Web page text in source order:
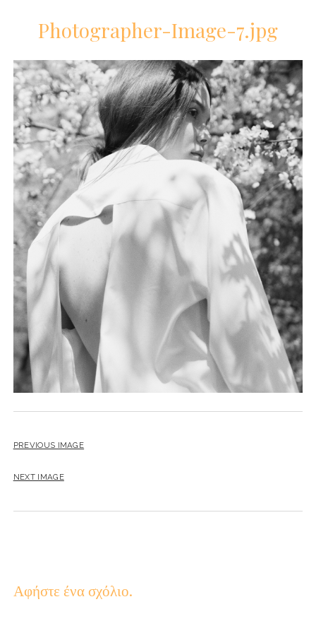
Photographer-Image-7.jpg
PREVIOUS IMAGE
NEXT IMAGE
Αφήστε ένα σχόλιο.